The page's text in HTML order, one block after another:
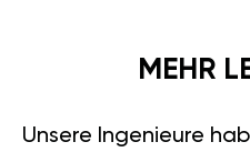
MEHR
Unsere Ingenieure